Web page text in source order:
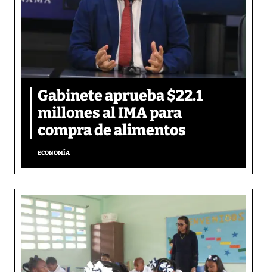
Gabinete aprueba $22.1
millones al IMA para
compra de alimentos
ECONOMÍA